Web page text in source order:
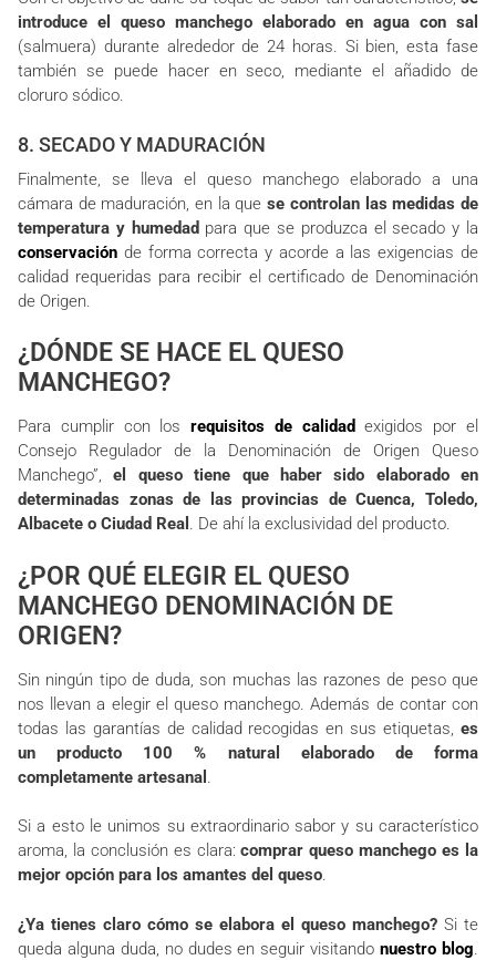
introduce el queso manchego elaborado en agua con sal
(salmuera) durante alrededor de 24 horas. Si bien, esta fase
también se puede hacer en seco, mediante el añadido de
cloruro sódico.
8. SECADO Y MADURACIÓN
Finalmente, se lleva el queso manchego elaborado a una
cámara de maduración, en la quese controlan las medidas de
temperatura y humedad para que se produzca el secado y la
conservación de forma correcta y acorde a las exigencias de
calidad requeridas para recibir el certificado de Denominación
de Origen.
¿DÓNDE SE HACE EL QUESO
MANCHEGO?
Para cumplir con losrequisitos de calidad exigidos por el
Consejo Regulador de la Denominación de Origen Queso
Manchego”,el queso tiene que haber sido elaborado en
determinadas zonas de las provincias de Cuenca, Toledo,
Albacete o Ciudad Real . De ahí la exclusividad del producto.
¿POR QUÉ ELEGIR EL QUESO
MANCHEGO DENOMINACIÓN DE
ORIGEN?
Sin ningún tipo de duda, son muchas las razones de peso que
nos llevan a elegir el queso manchego. Además de contar con
todas las garantías de calidad recogidas en sus etiquetas, es
un producto 100 % natural elaborado de forma
completamente artesanal .
Si a esto le unimos su extraordinario sabor y su característico
aroma, la conclusión es clara:comprar queso manchego es la
mejor opción para los amantes del queso.
¿Ya tienes claro cómo se elabora el queso manchego? Si te
queda alguna duda, no dudes en seguir visitandonuestro blog.